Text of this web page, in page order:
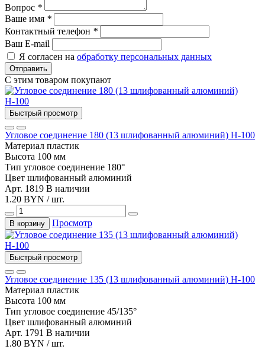
Вопрос *
Ваше имя *
Контактный телефон *
Ваш E-mail
Я согласен на обработку персональных данных
Отправить
С этим товаром покупают
Быстрый просмотр
Угловое соединение 180 (13 шлифованный алюминий) Н-100
Материал пластик
Высота 100 мм
Тип угловое соединение 180°
Цвет шлифованный алюминий
Арт. 1819 В наличии
1.20 BYN / шт.
В корзину Просмотр
Быстрый просмотр
Угловое соединение 135 (13 шлифованный алюминий) Н-100
Материал пластик
Высота 100 мм
Тип угловое соединение 45/135°
Цвет шлифованный алюминий
Арт. 1791 В наличии
1.80 BYN / шт.